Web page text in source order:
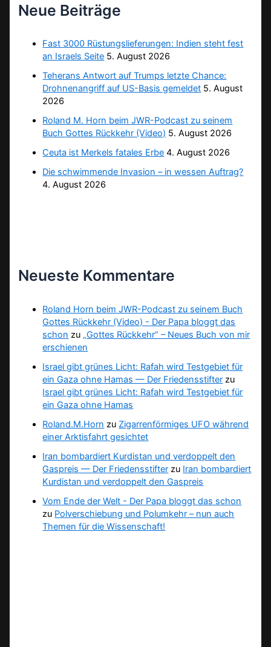
Neue Beiträge
Fast 3000 Rüstungslieferungen: Indien steht fest
an Israels Seite 5. August 2026
Teherans Antwort auf Trumps letzte Chance:
Drohnenangriff auf US-Basis gemeldet 5. August
2026
Roland M. Horn beim JWR-Podcast zu seinem
Buch Gottes Rückkehr (Video) 5. August 2026
Ceuta ist Merkels fatales Erbe 4. August 2026
Die schwimmende Invasion – in wessen Auftrag?
4. August 2026
Neueste Kommentare
Roland Horn beim JWR-Podcast zu seinem Buch
Gottes Rückkehr (Video) - Der Papa bloggt das
schon zu „Gottes Rückkehr“ – Neues Buch von mir
erschienen
Israel gibt grünes Licht: Rafah wird Testgebiet für
ein Gaza ohne Hamas — Der Friedensstifter zu
Israel gibt grünes Licht: Rafah wird Testgebiet für
ein Gaza ohne Hamas
Roland.M.Horn zu Zigarrenförmiges UFO während
einer Arktisfahrt gesichtet
Iran bombardiert Kurdistan und verdoppelt den
Gaspreis — Der Friedensstifter zu Iran bombardiert
Kurdistan und verdoppelt den Gaspreis
Vom Ende der Welt - Der Papa bloggt das schon
zu Polverschiebung und Polumkehr – nun auch
Themen für die Wissenschaft!